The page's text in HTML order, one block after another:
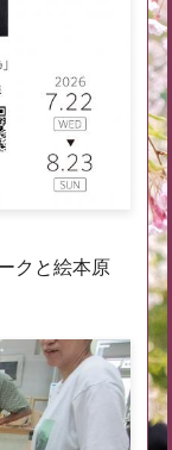
クと絵本原